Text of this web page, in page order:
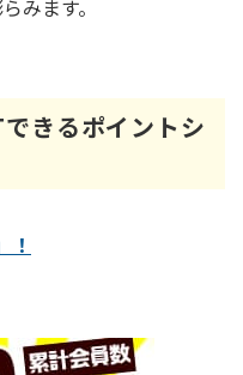
みます。
きるポイントシ
！